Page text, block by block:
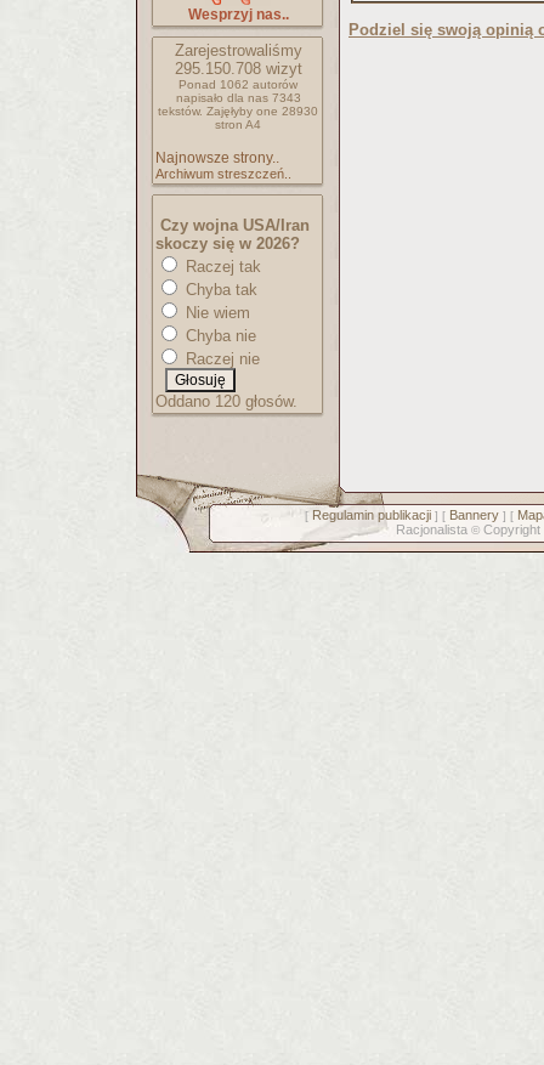
Wesprzyj nas..
Zarejestrowaliśmy
295.150.708wizyt
Ponad 1062 autorów
napisało dla nas 7343
tekstów. Zajęłyby one 28930
stron A4
Najnowsze strony..
Archiwum streszczeń..
Czy wojna USA/Iran
skoczy się w 2026?
Raczej tak
Chyba tak
Nie wiem
Chyba nie
Raczej nie
Oddano 120 głosów.
Podziel się swoją opinią
[ Regulamin publikacji] [ Bannery] [
Racjonalista © Copyright